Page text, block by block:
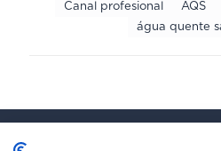
Canal profesional
AQS
água quente